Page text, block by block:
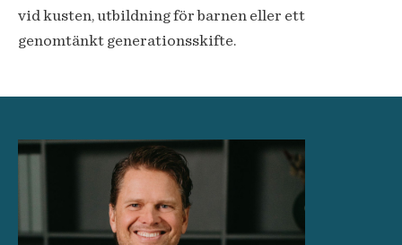
vid kusten, utbildning för barnen eller ett
genomtänkt generationsskifte.